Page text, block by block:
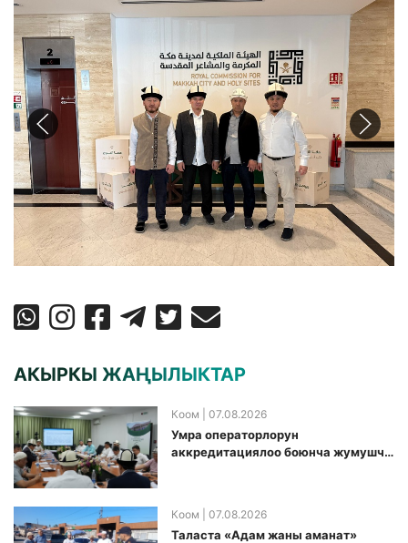
АКЫРКЫ ЖАҢЫЛЫКТАР
Коом | 07.08.2026
Умра операторлорун
аккредитациялоо боюнча жумушчу
Коом | 07.08.2026
Таласта «Адам жаны аманат»